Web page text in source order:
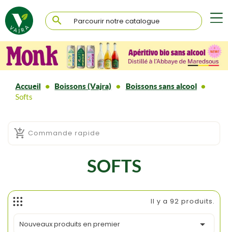

Accueil Boissons (Vajra)
Boissons sans alcool
Softs
SOFTS
Il y a 92 produits.
Nouveaux produits en premier 
 Commande rapide